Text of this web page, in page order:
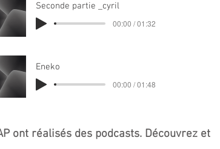
Seconde partie _cyril
00:00 / 01:32
Eneko
00:00 / 01:48
ont réalisés des podcasts. Découvrez et